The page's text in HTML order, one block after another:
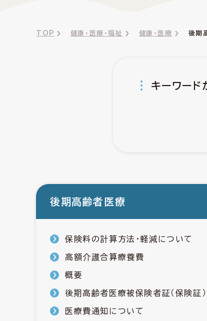
TOP 健康・医療・福祉 健康・医療 後期
キーワード
後期高齢者医療
保険料の計算方法・軽減について
高額介護合算療養費
概要
後期高齢者医療被保険者証（保険証
医療費通知について